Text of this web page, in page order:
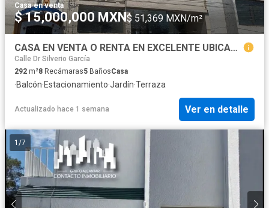
Casa·en venta
$ 15,000,000 MXN$ 51,369 MXN/m²
CASA EN VENTA O RENTA EN EXCELENTE UBICACION
Calle Dr Silverio García
292 m²8 Recámaras5 BañosCasa
·Balcón·Estacionamiento·Jardín·Terraza
Actualizado hace 1 semana Ver en detalle
1 /7